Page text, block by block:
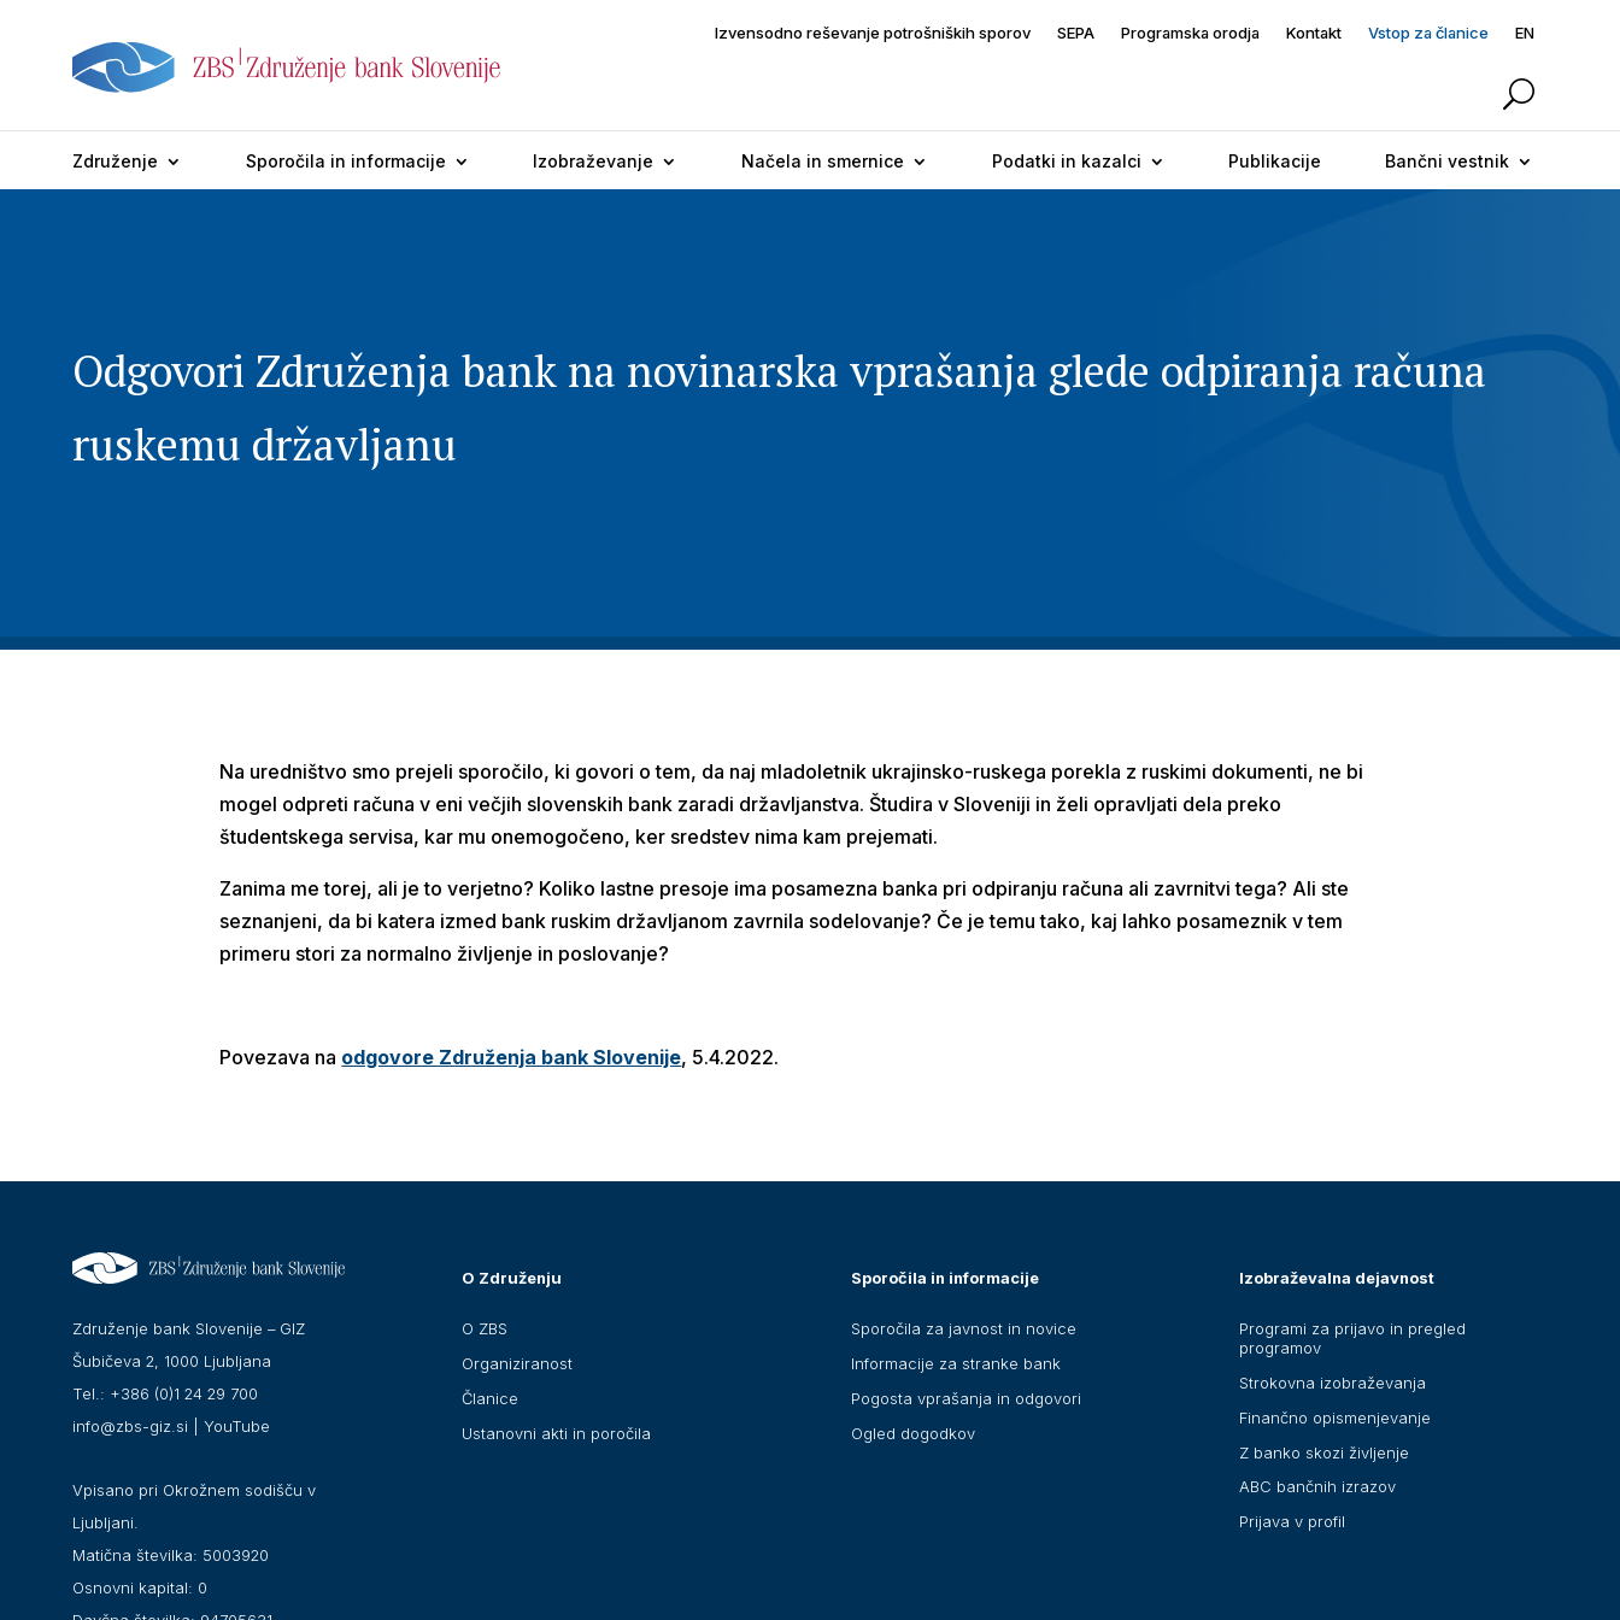
Izvensodno reševanje potrošniških sporov SEPA Programska orodja Kontakt Vstop za članice EN
Združenje Sporočila in informacije Izobraževanje Načela in smernice Podatki in kazalci Publikacije Bančni vestnik
Odgovori Združenja bank na novinarska vprašanja glede odpiranja računa
ruskemu državljanu
Na uredništvo smo prejeli sporočilo, ki govori o tem, da naj mladoletnik ukrajinsko-ruskega porekla z ruskimi dokumenti, ne bi
mogel odpreti računa v eni večjih slovenskih bank zaradi državljanstva. Študira v Sloveniji in želi opravljati dela preko
študentskega servisa, kar mu onemogočeno, ker sredstev nima kam prejemati.
Zanima me torej, ali je to verjetno? Koliko lastne presoje ima posamezna banka pri odpiranju računa ali zavrnitvi tega? Ali ste
seznanjeni, da bi katera izmed bank ruskim državljanom zavrnila sodelovanje? Če je temu tako, kaj lahko posameznik v tem
primeru stori za normalno življenje in poslovanje?
Povezava na odgovore Združenja bank Slovenije, 5.4.2022.
Združenje bank Slovenije – GIZ
Šubičeva 2, 1000 Ljubljana
Tel.: +386 (0)1 24 29 700
info@zbs-giz.si |YouTube
Vpisano pri Okrožnem sodišču v
Ljubljani.
Matična številka: 5003920
Osnovni kapital: 0
O Združenju
O ZBS
Organiziranost
Članice
Ustanovni akti in poročila
Sporočila in informacije
Sporočila za javnost in novice
Informacije za stranke bank
Pogosta vprašanja in odgovori
Ogled dogodkov
Izobraževalna dejavnost
Programi za prijavo in pregled
programov
Strokovna izobraževanja
Finančno opismenjevanje
Z banko skozi življenje
ABC bančnih izrazov
Prijava v profil